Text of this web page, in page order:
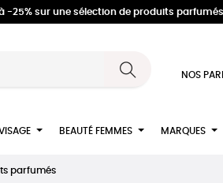
-25% sur une sélection de produits parfumés
NOS
BEAUTÉ FEMMES MARQUES
parfumés